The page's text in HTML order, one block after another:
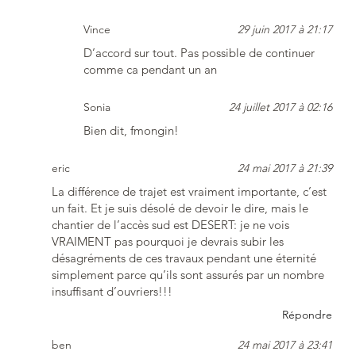
Vince 29 juin 2017 à 21:17
D’accord sur tout. Pas possible de continuer
comme ca pendant un an
Sonia 24 juillet 2017 à 02:16
Bien dit, fmongin!
eric 24 mai 2017 à 21:39
La différence de trajet est vraiment importante, c’est
un fait. Et je suis désolé de devoir le dire, mais le
chantier de l’accès sud est DESERT: je ne vois
VRAIMENT pas pourquoi je devrais subir les
désagréments de ces travaux pendant une éternité
simplement parce qu’ils sont assurés par un nombre
insuffisant d’ouvriers!!!
Répondre
ben 24 mai 2017 à 23:41